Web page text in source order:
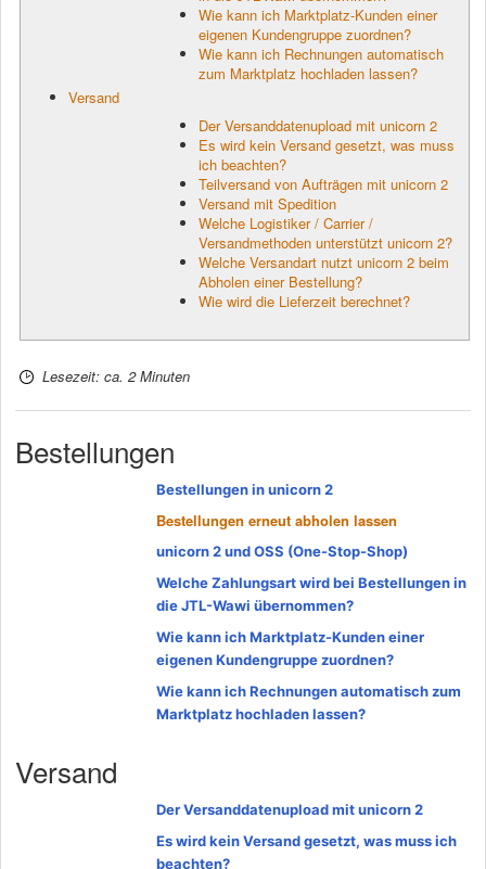
Wie kann ich Marktplatz-Kunden einer
eigenen Kundengruppe zuordnen?
Wie kann ich Rechnungen automatisch
zum Marktplatz hochladen lassen?
Versand
Der Versanddatenupload mit unicorn 2
Es wird kein Versand gesetzt, was muss
ich beachten?
Teilversand von Aufträgen mit unicorn 2
Versand mit Spedition
Welche Logistiker / Carrier /
Versandmethoden unterstützt unicorn 2?
Welche Versandart nutzt unicorn 2 beim
Abholen einer Bestellung?
Wie wird die Lieferzeit berechnet?
Lesezeit: ca. 2 Minuten
Bestellungen
Bestellungen in unicorn 2
Bestellungen erneut abholen lassen
unicorn 2 und OSS (One-Stop-Shop)
Welche Zahlungsart wird bei Bestellungen in
die JTL-Wawi übernommen?
Wie kann ich Marktplatz-Kunden einer
eigenen Kundengruppe zuordnen?
Wie kann ich Rechnungen automatisch zum
Marktplatz hochladen lassen?
Versand
Der Versanddatenupload mit unicorn 2
Es wird kein Versand gesetzt, was muss ich
beachten?